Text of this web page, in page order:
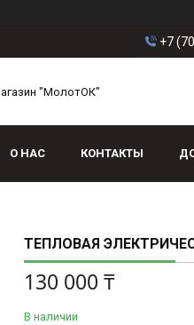
+7
"МолотОК"
О НАС КОНТАКТЫ
ТЕПЛОВАЯ
130 000 ₸
В наличии